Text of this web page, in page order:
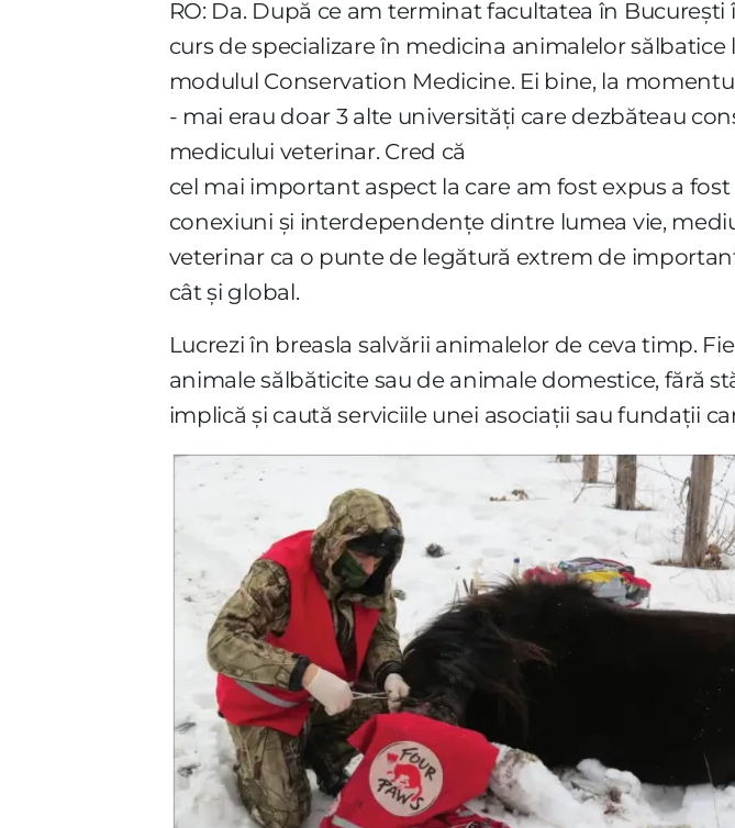
RO: Da. După ce am terminat facultatea în
curs de specializare în medicina animalelor
modulul Conservation Medicine. Ei bine, la
- mai erau doar 3 alte universități care dezbăteau
medicului veterinar. Cred că
cel mai important aspect la care am fost expus a
conexiuni și interdependențe dintre lumea vie,
veterinar ca o punte de legătură extrem de
cât și global.
Lucrezi în breasla salvării animalelor de ceva timp.
animale sălbăticite sau de animale domestice, fără
implică și caută serviciile unei asociații sau fundații